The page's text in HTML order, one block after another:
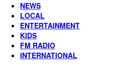
NEWS
LOCAL
ENTERTAINMENT
KIDS
FM RADIO
INTERNATIONAL